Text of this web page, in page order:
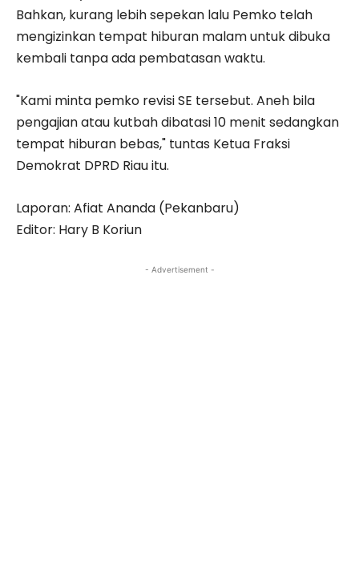
Bahkan, kurang lebih sepekan lalu Pemko telah
mengizinkan tempat hiburan malam untuk dibuka
kembali tanpa ada pembatasan waktu.
"Kami minta pemko revisi SE tersebut. Aneh bila
pengajian atau kutbah dibatasi 10 menit sedangkan
tempat hiburan bebas," tuntas Ketua Fraksi
Demokrat DPRD Riau itu.
Laporan: Afiat Ananda (Pekanbaru)
Editor: Hary B Koriun
- Advertisement -